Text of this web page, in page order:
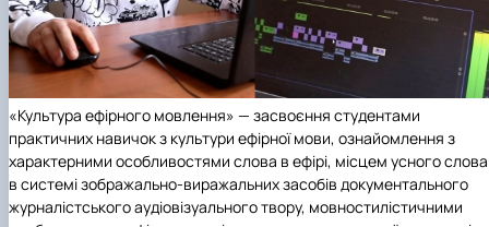
«Культура ефірного мовлення» — засвоєння студентами
практичних навичок з культури ефірної мови, ознайомлення з
характерними особливостями слова в ефірі, місцем усного слова
в системі зображально-виражальних засобів документального
журналістського аудіовізуального твору, мовностилістичними